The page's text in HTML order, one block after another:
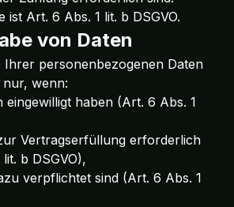
ist Art. 6 Abs. 1 lit. b DSGVO.
von Daten
Ihrer personenbezogenen Daten
wenn:
eingewilligt haben (Art. 6 Abs. 1
Vertragserfüllung erforderlich
b DSGVO),
verpflichtet sind (Art. 6 Abs. 1